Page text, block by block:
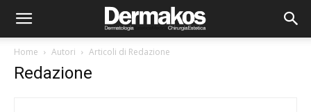
Home Autori Articoli di Redazione
Redazione